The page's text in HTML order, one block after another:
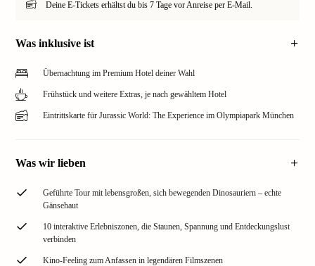
Deine E-Tickets erhältst du bis 7 Tage vor Anreise per E-Mail.
Was inklusive ist
Übernachtung im Premium Hotel deiner Wahl
Frühstück und weitere Extras, je nach gewähltem Hotel
Eintrittskarte für Jurassic World: The Experience im Olympiapark München
Was wir lieben
Geführte Tour mit lebensgroßen, sich bewegenden Dinosauriern – echte
Gänsehaut
10 interaktive Erlebniszonen, die Staunen, Spannung und Entdeckungslust
verbinden
Kino-Feeling zum Anfassen in legendären Filmszenen